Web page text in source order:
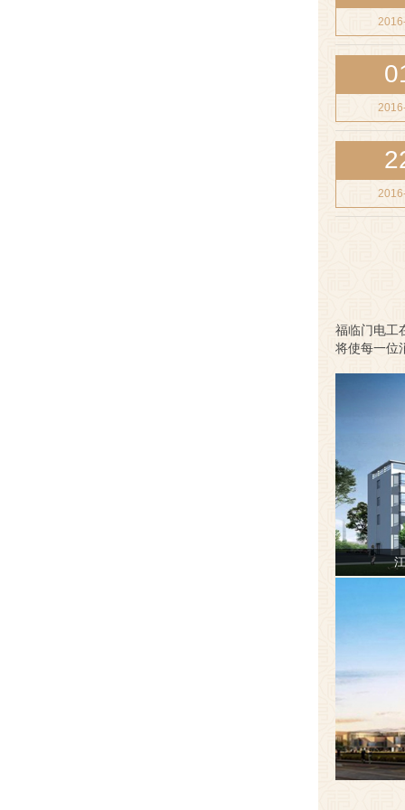
福临门电工
将使每一位